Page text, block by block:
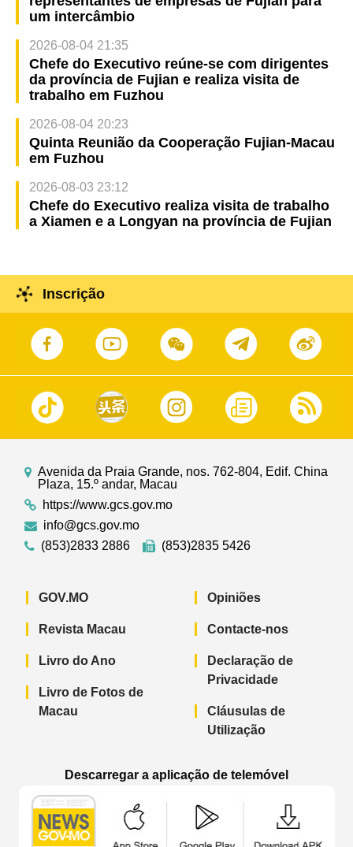
um intercâmbio
2026-08-04 21:35
Chefe do Executivo reúne-se com dirigentes
da província de Fujian e realiza visita de
trabalho em Fuzhou
2026-08-04 20:23
Quinta Reunião da Cooperação Fujian-Macau
em Fuzhou
2026-08-03 23:12
Chefe do Executivo realiza visita de trabalho
a Xiamen e a Longyan na província de Fujian
Inscrição
Avenida da Praia Grande, nos. 762-804, Edif. China
Plaza, 15.º andar, Macau
https://www.gcs.gov.mo
info@gcs.gov.mo
(853)2833 2886
(853)2835 5426
GOV.MO
Revista Macau
Livro do Ano
Livro de Fotos de
Macau
Opiniões
Contacte-nos
Declaração de
Privacidade
Cláusulas de
Utilização
Descarregar a aplicação de telemóvel